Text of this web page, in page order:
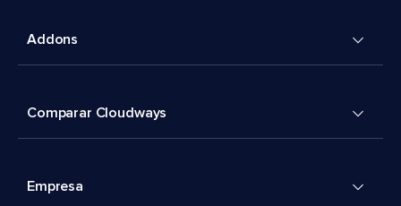
Addons
Comparar Cloudways
Empresa